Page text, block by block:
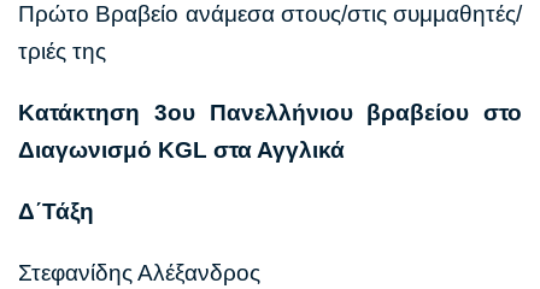
Πρώτο Βραβείο ανάμεσα στους/στις συμμαθητές/
τριές της
Κατάκτηση 3ου Πανελλήνιου βραβείου στο
Διαγωνισμό KGL στα Αγγλικά
Δ΄Τάξη
Στεφανίδης Αλέξανδρος